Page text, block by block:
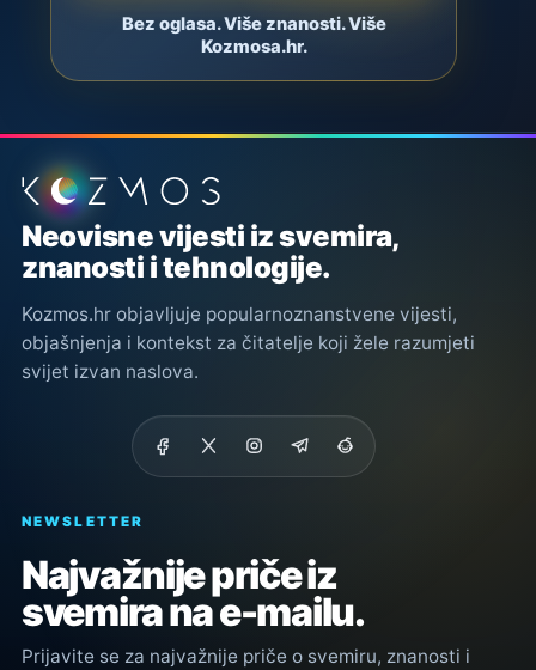
Bez oglasa. Više znanosti. Više
Kozmosa.hr.
Podnožje stranice
Neovisne vijesti iz svemira,
znanosti i tehnologije.
Kozmos.hr objavljuje popularnoznanstvene vijesti,
objašnjenja i kontekst za čitatelje koji žele razumjeti
svijet izvan naslova.
NEWSLETTER
Najvažnije priče iz
svemira na e-mailu.
Prijavite se za najvažnije priče o svemiru, znanosti i